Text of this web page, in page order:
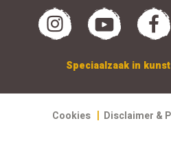
Speciaalzaak in
Cookies | Disclaimer &